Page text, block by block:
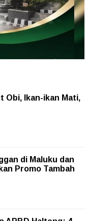
Obi, Ikan-ikan Mati,
di Maluku dan
Promo Tambah